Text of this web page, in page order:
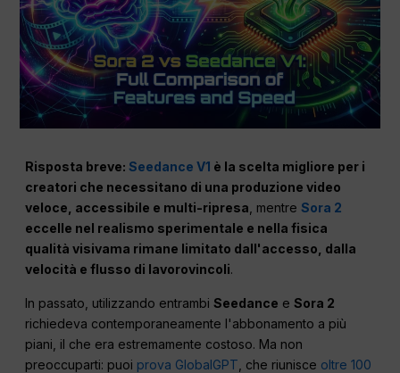
Risposta breve:Seedance V1 è la scelta migliore per i
creatori che necessitano di una produzione video
veloce, accessibile e multi-ripresa , mentreSora 2
eccelle nel realismo sperimentale e nella fisica
qualità visivama rimane limitato dall'accesso, dalla
velocità eflusso di lavorovincoli.
In passato, utilizzando entrambiSeedance eSora 2
richiedeva contemporaneamente l'abbonamento a più
piani, il che era estremamente costoso. Ma non
preoccuparti: puoi prova GlobalGPT , che riunisce oltre 100